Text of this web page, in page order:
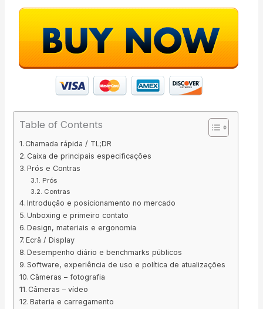
Table of Contents
Chamada rápida / TL;DR
Caixa de principais especificações
Prós e Contras
Prós
Contras
Introdução e posicionamento no mercado
Unboxing e primeiro contato
Design, materiais e ergonomia
Ecrã / Display
Desempenho diário e benchmarks públicos
Software, experiência de uso e política de atualizações
Câmeras – fotografia
Câmeras – vídeo
Bateria e carregamento